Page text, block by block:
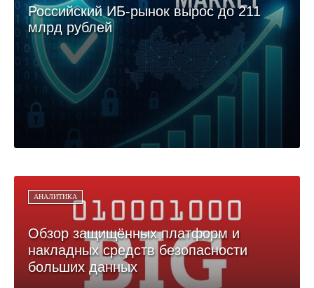
Российский ИБ-рынок вырос до 211
млрд рублей
АНАЛИТИКА
Обзор защищённых платформ и
накладных средств безопасности
больших данных